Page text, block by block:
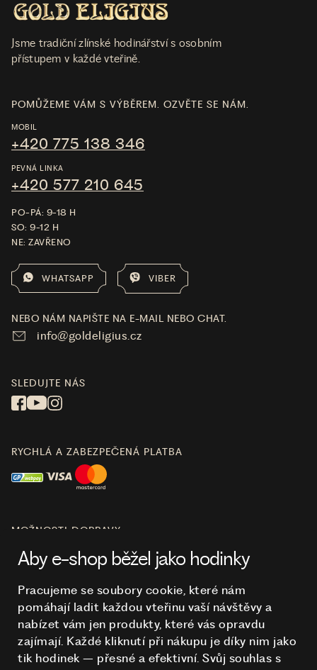
Jsme tradiční zlínské hodinářství s osobním
přístupem v každé vteřině.
O NÁKUPU
HODINKY
POMŮŽEME VÁM S VÝBĚREM. OZVĚTE SE NÁM.
MOBIL
+420 775 138 346
PEVNÁ LINKA
+420 577 210 645
PO-PÁ: 9-18 H
SO: 9-12 H
NE: ZAVŘENO
WHATSAPP VIBER
NEBO NÁM NAPIŠTE NA E-MAIL NEBO CHAT.
info@goldeligius.cz
SLEDUJTE NÁS
RYCHLÁ A ZABEZPEČENÁ PLATBA
MOŽNOSTI DOPRAVY
Aby e-shop běžel jako hodinky
Pracujeme se soubory cookie, které nám
pomáhají ladit každou vteřinu vaší návštěvy a
nabízet vám jen produkty, které vás opravdu
zajímají. Každé kliknutí při nákupu je díky nim jako
tik hodinek – přesné a efektivní. Svůj souhlas s